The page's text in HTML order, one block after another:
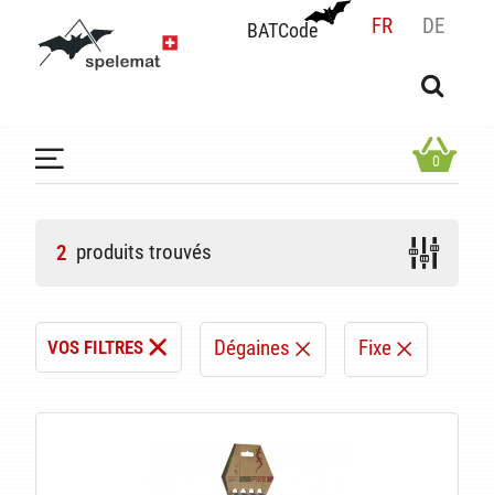
BATCode FR DE
BATCode
OK
0
2 produits trouvés
VOS FILTRES Dégaines Fixe